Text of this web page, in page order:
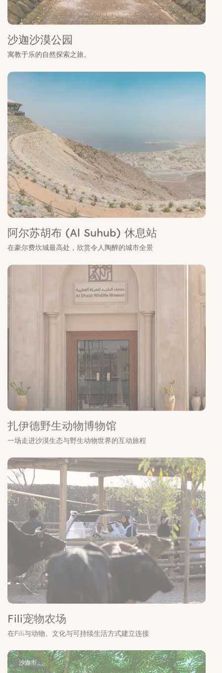
沙迦沙漠公园
寓教于乐的自然探索之旅。
阿尔苏胡布 (Al Suhub) 休息站
在豪尔费坎城最高处，欣赏令人陶醉的城市全景
扎伊德野生动物博物馆
一场走进沙漠生态与野生动物世界的互动旅程
Fili宠物农场
在Fili与动物、文化与可持续生活方式建立连接
沙迦市